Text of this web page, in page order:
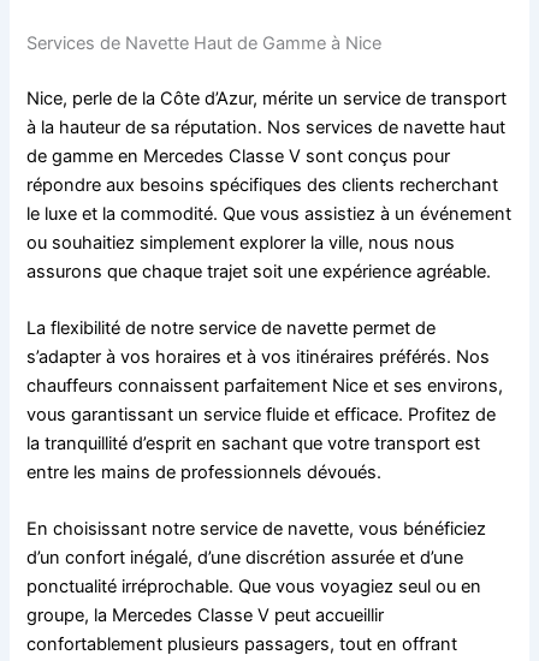
Services de Navette Haut de Gamme à Nice
Nice, perle de la Côte d’Azur, mérite un service de transport
à la hauteur de sa réputation. Nos services de navette haut
de gamme en Mercedes Classe V sont conçus pour
répondre aux besoins spécifiques des clients recherchant
le luxe et la commodité. Que vous assistiez à un événement
ou souhaitiez simplement explorer la ville, nous nous
assurons que chaque trajet soit une expérience agréable.
La flexibilité de notre service de navette permet de
s’adapter à vos horaires et à vos itinéraires préférés. Nos
chauffeurs connaissent parfaitement Nice et ses environs,
vous garantissant un service fluide et efficace. Profitez de
la tranquillité d’esprit en sachant que votre transport est
entre les mains de professionnels dévoués.
En choisissant notre service de navette, vous bénéficiez
d’un confort inégalé, d’une discrétion assurée et d’une
ponctualité irréprochable. Que vous voyagiez seul ou en
groupe, la Mercedes Classe V peut accueillir
confortablement plusieurs passagers, tout en offrant